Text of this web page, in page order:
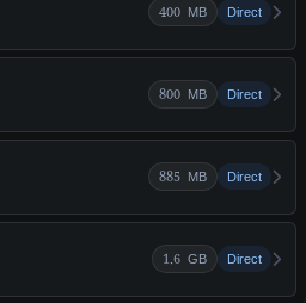
400 MB Direct
800 MB Direct
885 MB Direct
1.6 GB Direct